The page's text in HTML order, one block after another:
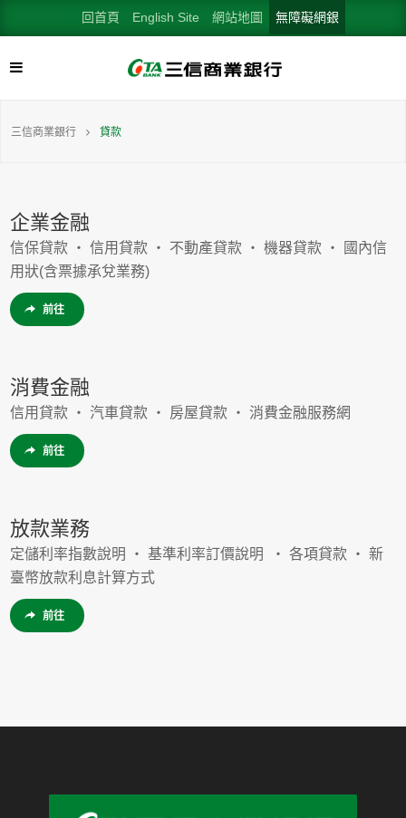
回首頁 English Site 網站地圖 無障礙網銀
三信商業銀行 貸款
企業金融
信保貸款 ‧ 信用貸款 ‧ 不動產貸款 ‧ 機器貸款 ‧ 國內信
用狀(含票據承兌業務)
前往
消費金融
信用貸款 ‧ 汽車貸款 ‧ 房屋貸款 ‧ 消費金融服務網
前往
放款業務
定儲利率指數說明 ‧ 基準利率訂價說明 ‧ 各項貸款 ‧ 新
臺幣放款利息計算方式
前往